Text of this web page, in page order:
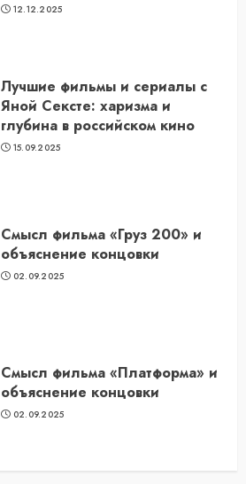
12.12.2025
Лучшие фильмы и сериалы с
Яной Сексте: харизма и
глубина в российском кино
15.09.2025
Смысл фильма «Груз 200» и
объяснение концовки
02.09.2025
Смысл фильма «Платформа» и
объяснение концовки
02.09.2025